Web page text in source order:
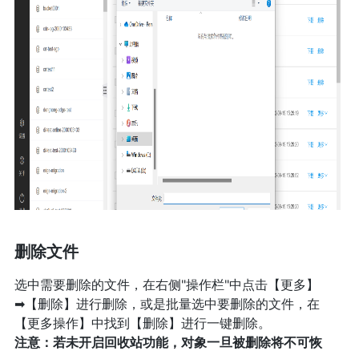
删除文件
选中需要删除的文件，在右侧"操作栏"中点击【更多】
➡【删除】进行删除，或是批量选中要删除的文件，在
【更多操作】中找到【删除】进行一键删除。
注意：若未开启回收站功能，对象一旦被删除将不可恢